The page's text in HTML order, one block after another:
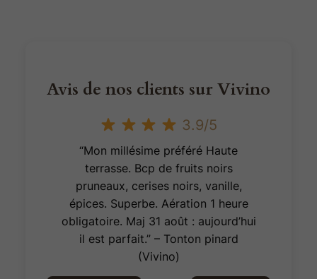
Avis de nos clients sur Vivino
3.9/5
“Mon millésime préféré Haute
terrasse. Bcp de fruits noirs
pruneaux, cerises noirs, vanille,
épices. Superbe. Aération 1 heure
obligatoire. Maj 31 août : aujourd’hui
il est parfait.” – Tonton pinard
(Vivino)